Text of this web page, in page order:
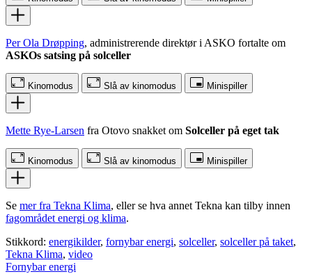
Per Ola Drøpping, administrerende direktør i ASKO fortalte om
ASKOs satsing på solceller
Kinomodus Slå av kinomodus Minispiller
Mette Rye-Larsen fra Otovo snakket om Solceller på eget tak
Kinomodus Slå av kinomodus Minispiller
Se mer fra Tekna Klima, eller se hva annet Tekna kan tilby innen
fagområdet energi og klima.
Stikkord: energikilder, fornybar energi, solceller, solceller på taket,
Tekna Klima, video
Fornybar energi